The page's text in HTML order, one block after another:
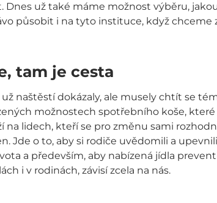
Dnes už také máme možnost výběru,
působit i na tyto instituce, když chceme
tam je cesta
naštěstí dokázaly, ale musely chtít se
možnostech spotřebního koše,
na lidech, kteří se pro změnu sami
Jde o to, aby si rodiče uvědomili a
a především, aby nabízená jídla
i v rodinách, závisí zcela na nás.